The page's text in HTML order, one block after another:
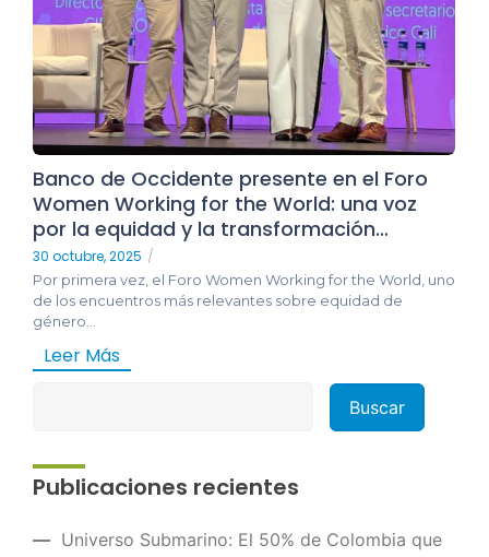
Banco de Occidente presente en el Foro
Women Working for the World: una voz
por la equidad y la transformación…
30 octubre, 2025 /
Por primera vez, el Foro Women Working for the World, uno
de los encuentros más relevantes sobre equidad de
género...
Leer Más
Publicaciones recientes
Universo Submarino: El 50% de Colombia que